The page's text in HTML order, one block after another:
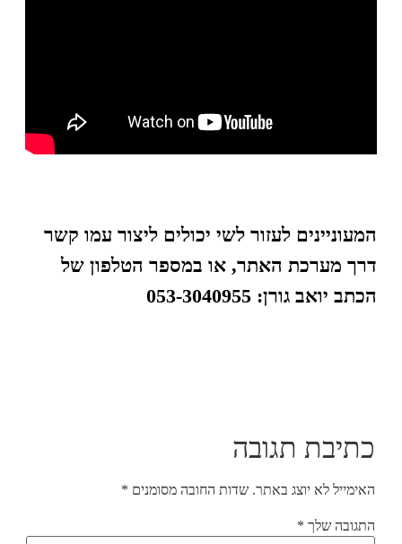
המעוניינים לעזור לשי יכולים ליצור עמו קשר
דרך מערכת האתר, או במספר הטלפון של
הכתב יואב גורן: 053-3040955
כתיבת תגובה
האימייל לא יוצג באתר. שדות החובה מסומנים *
התגובה שלך *